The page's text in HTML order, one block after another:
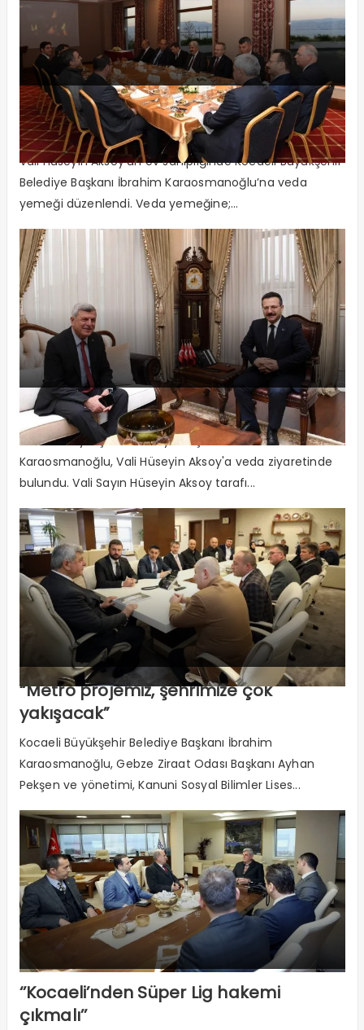
Vali Aksoy’dan Karaosmanoğlu’na
Veda Yemeği
Vali Hüseyin Aksoy’un ev sahipliğinde Kocaeli Büyükşehir
Belediye Başkanı İbrahim Karaosmanoğlu’na veda
yemeği düzenlendi. Veda yemeğine;...
İlk Veda Ziyareti Vali Aksoy’a
Kocaeli Büyükşehir Belediye Başkanı İbrahim
Karaosmanoğlu, Vali Hüseyin Aksoy'a veda ziyaretinde
bulundu. Vali Sayın Hüseyin Aksoy tarafı...
“Metro projemiz, şehrimize çok
yakışacak”
Kocaeli Büyükşehir Belediye Başkanı İbrahim
Karaosmanoğlu, Gebze Ziraat Odası Başkanı Ayhan
Pekşen ve yönetimi, Kanuni Sosyal Bilimler Lises...
‘’Kocaeli’nden Süper Lig hakemi
çıkmalı’’